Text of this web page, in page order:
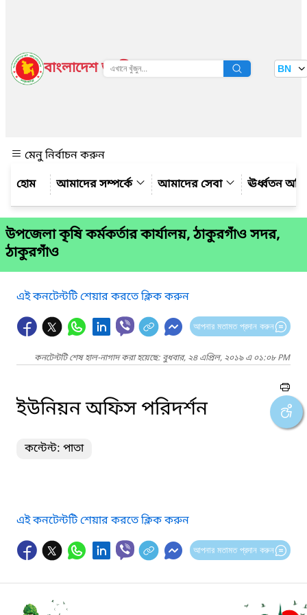
বাংলাদেশ জাতীয় তথ্য বাতায়ন BN
মেনু নির্বাচন করুন
আমাদের সম্পর্কে
আমাদের সেবা ঊর্ধ্বতন
উপজেলা কৃষি কর্মকর্তার কার্যালয়, ঠাকুরগাঁও সদর,
ঠাকুরগাঁও
এই কনটেন্টটি শেয়ার করতে ক্লিক করুন
আপনার মতামত প্রদান করুন
কনটেন্টটি শেষ হাল-নাগাদ করা হয়েছে: বুধবার, ২৪ এপ্রিল, ২০১৯ এ ০১:০৮ PM
ইউনিয়ন অফিস পরিদর্শন
কন্টেন্ট: পাতা
এই কনটেন্টটি শেয়ার করতে ক্লিক করুন
আপনার মতামত প্রদান করুন